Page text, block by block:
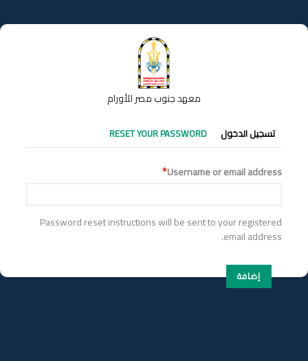
إلى
المحتوى
معهد جنوب مصر للأورام
التبويبات
الأساسية
تسجيل الدخول RESET YOUR PASSWORD
Username or email address
Password reset instructions will be sent to your registered
email address.